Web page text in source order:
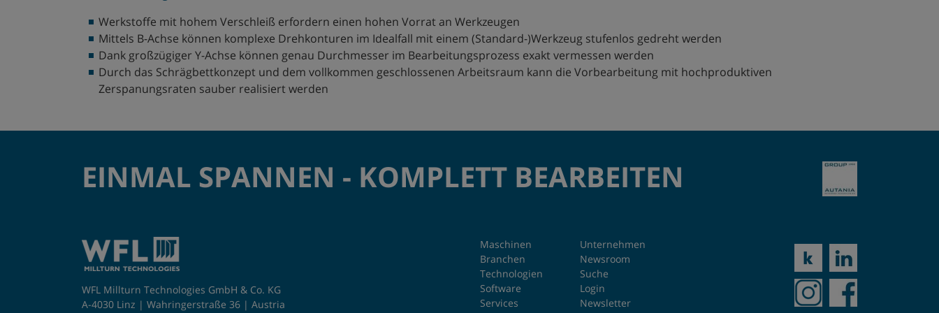
Werkstoffe mit hohem Verschleiß erfordern einen hohen Vorrat an Werkzeugen
Mittels B-Achse können komplexe Drehkonturen im Idealfall mit einem (Standard-)Werkzeug stufenlos gedreht werden
Dank großzügiger Y-Achse können genau Durchmesser im Bearbeitungsprozess exakt vermessen werden
Durch das Schrägbettkonzept und dem vollkommen geschlossenen Arbeitsraum kann die Vorbearbeitung mit hochproduktiven
Zerspanungsraten sauber realisiert werden
EINMAL SPANNEN - KOMPLETT BEARBEITEN
WFL Millturn Technologies GmbH & Co. KG
A-4030 Linz | Wahringerstraße 36 | Austria
Maschinen
Branchen
Technologien
Software
Services
Unternehmen
Newsroom
Suche
Login
Newsletter